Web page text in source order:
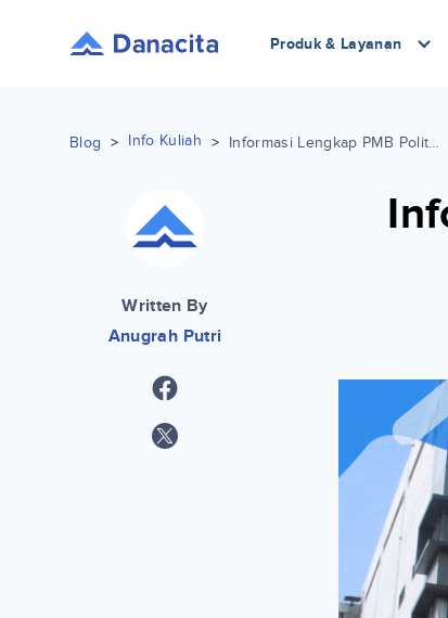
Produk & Layanan
Blog > Info Kuliah > Informasi Lengkap PMB Politeknik Meta Industri Cikarang
Written By
Anugrah Putri